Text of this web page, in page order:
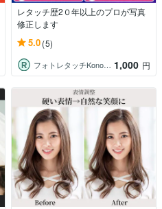
レタッチ歴2０年以上のプロが写真
修正します
5.0(5)
フォトレタッチKonohana 1,000 円